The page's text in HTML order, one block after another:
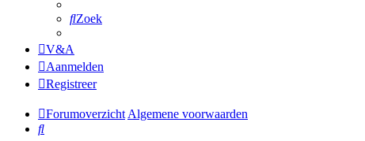
Zoek
V&A
Aanmelden
Registreer
Forumoverzicht Algemene voorwaarden
Zoek